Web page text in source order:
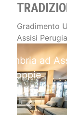
Gradimento
Assisi Perugia
Previous